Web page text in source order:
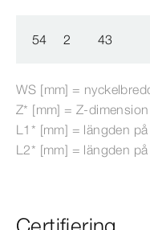
54 2 43
WS [mm] =
Z* [mm] = Z-​
L1* [mm] = längden
L2* [mm] = längden